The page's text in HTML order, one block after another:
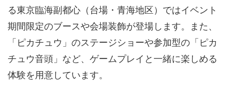
る東京臨海副都心（台場・青海地区）ではイベント
期間限定のブースや会場装飾が登場します。また、
「ピカチュウ」のステージショーや参加型の「ピカ
チュウ音頭」など、ゲームプレイと一緒に楽しめる
体験を用意しています。